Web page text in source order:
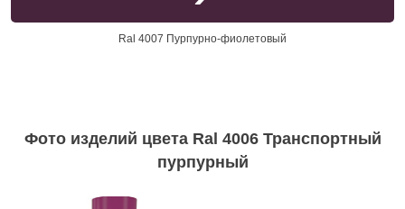
Ral 4007 Пурпурно-фиолетовый
Фото изделий цвета Ral 4006 Транспортный
пурпурный